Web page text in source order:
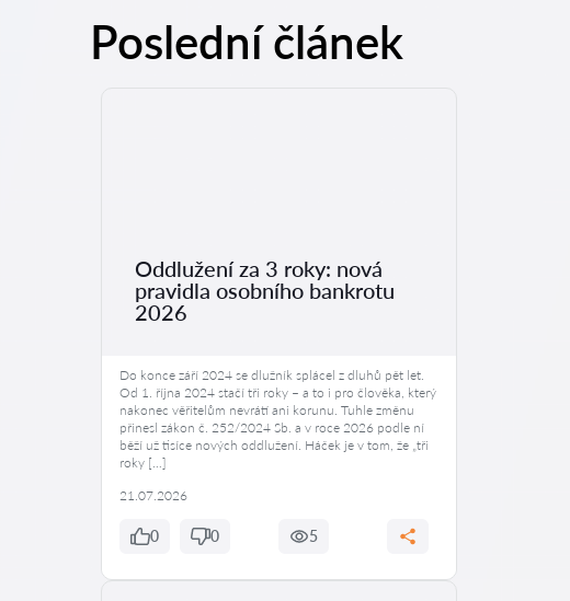
Poslední článek
Oddlužení za 3 roky: nová
pravidla osobního bankrotu
2026
Do konce září 2024 se dlužník splácel z dluhů pět let.
Od 1. října 2024 stačí tři roky – a to i pro člověka, který
nakonec věřitelům nevrátí ani korunu. Tuhle změnu
přinesl zákon č. 252/2024 Sb. a v roce 2026 podle ní
běží už tisíce nových oddlužení. Háček je v tom, že „tři
roky […]
21.07.2026
0 0 5